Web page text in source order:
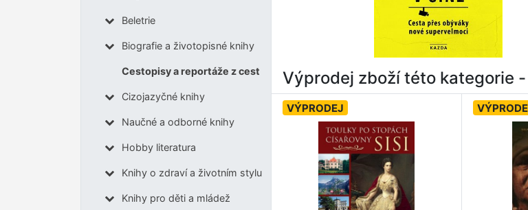
Beletrie
Biografie a životopisné knihy
Cestopisy a reportáže z cest
Cizojazyčné knihy
Naučné a odborné knihy
Hobby literatura
Knihy o zdraví a životním stylu
Knihy pro děti a mládež
Výprodej zboží této kategorie
VÝPRODEJ